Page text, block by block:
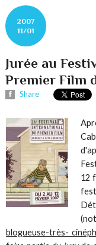
2007
11/01
Jurée au
Premier Film
Share
12
blogueuse-très-